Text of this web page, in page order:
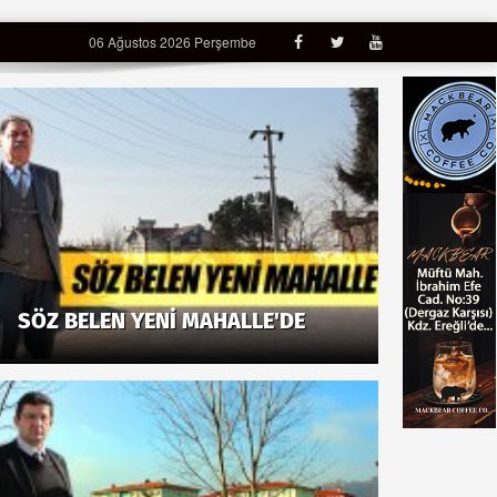
06 Ağustos 2026 Perşembe
SÖZ BELEN YENİ MAHALLE'DE